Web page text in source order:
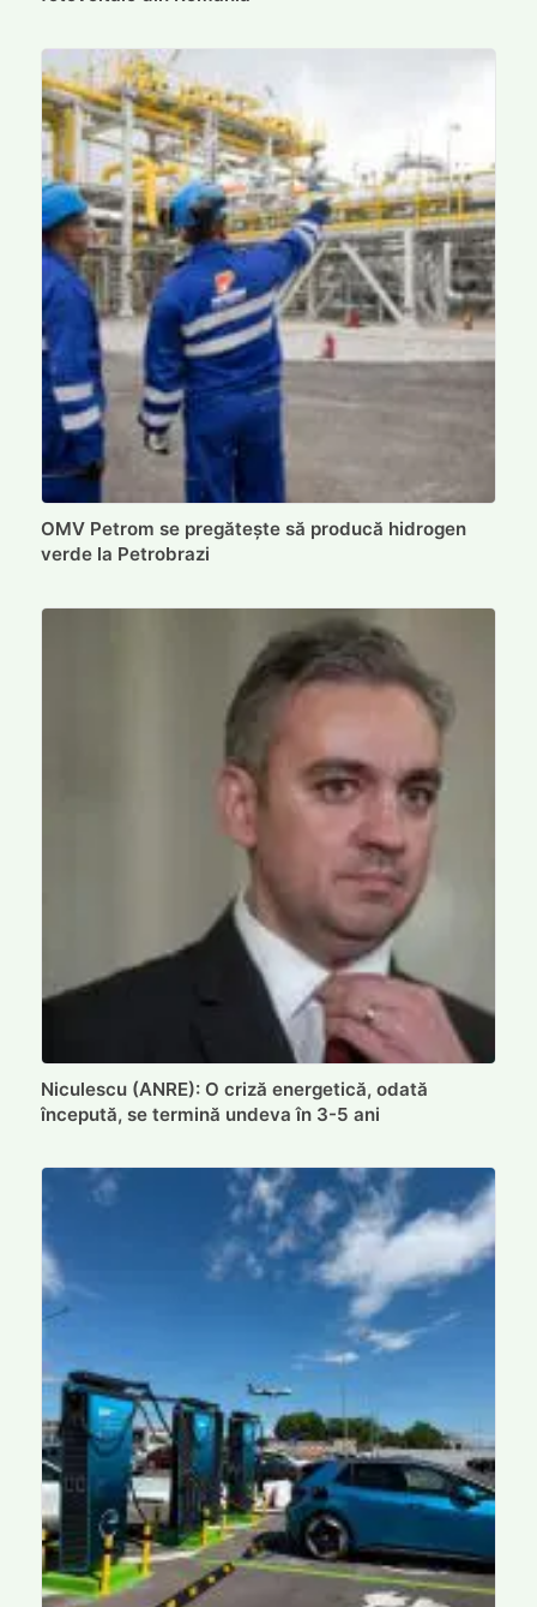
OMV Petrom se pregătește să producă hidrogen
verde la Petrobrazi
Niculescu (ANRE): O criză energetică, odată
începută, se termină undeva în 3-5 ani